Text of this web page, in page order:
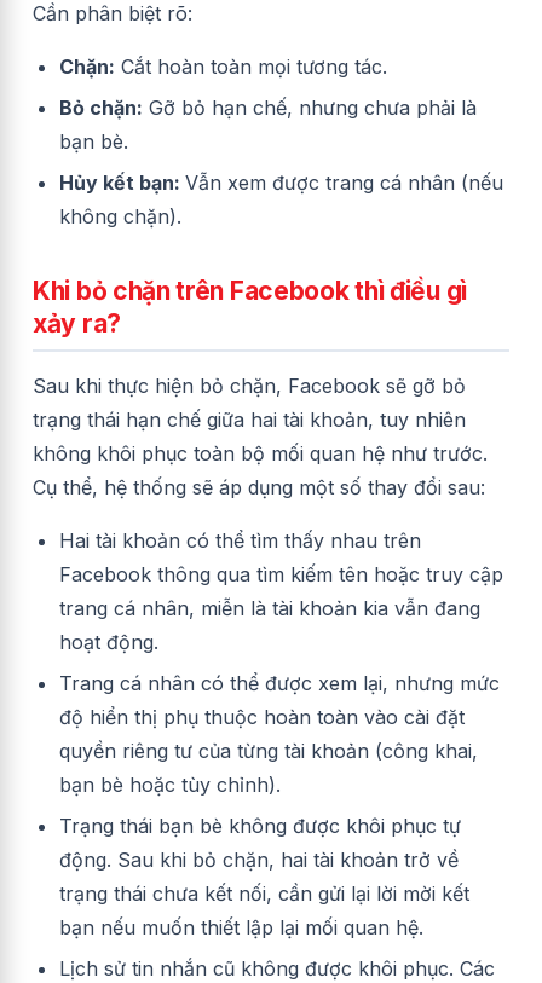
Cần phân biệt rõ:
Chặn: Cắt hoàn toàn mọi tương tác.
Bỏ chặn: Gỡ bỏ hạn chế, nhưng chưa phải là
bạn bè.
Hủy kết bạn: Vẫn xem được trang cá nhân (nếu
không chặn).
Khi bỏ chặn trên Facebook thì điều gì
xảy ra?
Sau khi thực hiện bỏ chặn, Facebook sẽ gỡ bỏ
trạng thái hạn chế giữa hai tài khoản, tuy nhiên
không khôi phục toàn bộ mối quan hệ như trước.
Cụ thể, hệ thống sẽ áp dụng một số thay đổi sau:
Hai tài khoản có thể tìm thấy nhau trên
Facebook thông qua tìm kiếm tên hoặc truy cập
trang cá nhân, miễn là tài khoản kia vẫn đang
hoạt động.
Trang cá nhân có thể được xem lại, nhưng mức
độ hiển thị phụ thuộc hoàn toàn vào cài đặt
quyền riêng tư của từng tài khoản (công khai,
bạn bè hoặc tùy chỉnh).
Trạng thái bạn bè không được khôi phục tự
động. Sau khi bỏ chặn, hai tài khoản trở về
trạng thái chưa kết nối, cần gửi lại lời mời kết
bạn nếu muốn thiết lập lại mối quan hệ.
Lịch sử tin nhắn cũ không được khôi phục. Các